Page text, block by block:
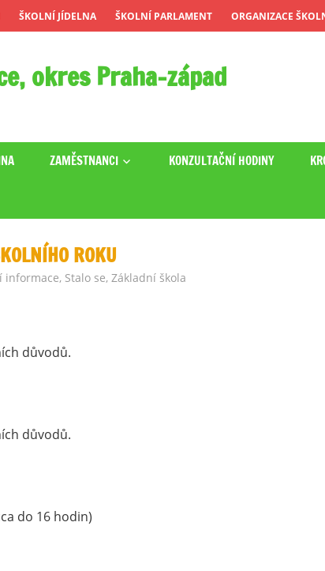
ŠKOLNÍ JÍDELNA ŠKOLNÍ PARLAMENT ORGANIZACE
okres Praha-západ
ZAMĚSTNANCI KONZULTAČNÍ HODINY
ROKU
informace, Stalo se, Základní škola
důvodů.
důvodů.
do 16 hodin)